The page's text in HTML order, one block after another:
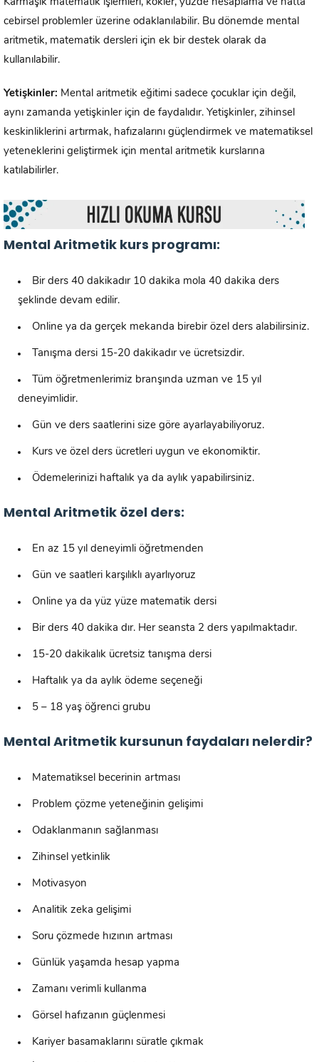
Karmaşık matematik işlemleri, kökler, yüzde hesaplama ve hatta
cebirsel problemler üzerine odaklanılabilir. Bu dönemde mental
aritmetik, matematik dersleri için ek bir destek olarak da
kullanılabilir.
Yetişkinler: Mental aritmetik eğitimi sadece çocuklar için değil,
aynı zamanda yetişkinler için de faydalıdır. Yetişkinler, zihinsel
keskinliklerini artırmak, hafızalarını güçlendirmek ve matematiksel
yeteneklerini geliştirmek için mental aritmetik kurslarına
katılabilirler.
Mental Aritmetik kurs programı:
Bir ders 40 dakikadır 10 dakika mola 40 dakika ders
şeklinde devam edilir.
Online ya da gerçek mekanda birebir özel ders alabilirsiniz.
Tanışma dersi 15-20 dakikadır ve ücretsizdir.
Tüm öğretmenlerimiz branşında uzman ve 15 yıl
deneyimlidir.
Gün ve ders saatlerini size göre ayarlayabiliyoruz.
Kurs ve özel ders ücretleri uygun ve ekonomiktir.
Ödemelerinizi haftalık ya da aylık yapabilirsiniz.
Mental Aritmetik özel ders:
En az 15 yıl deneyimli öğretmenden
Gün ve saatleri karşılıklı ayarlıyoruz
Online ya da yüz yüze matematik dersi
Bir ders 40 dakika dır. Her seansta 2 ders yapılmaktadır.
15-20 dakikalık ücretsiz tanışma dersi
Haftalık ya da aylık ödeme seçeneği
5 – 18 yaş öğrenci grubu
Mental Aritmetik kursunun faydaları nelerdir?
Matematiksel becerinin artması
Problem çözme yeteneğinin gelişimi
Odaklanmanın sağlanması
Zihinsel yetkinlik
Motivasyon
Analitik zeka gelişimi
Soru çözmede hızının artması
Günlük yaşamda hesap yapma
Zamanı verimli kullanma
Görsel hafızanın güçlenmesi
Kariyer basamaklarını süratle çıkmak